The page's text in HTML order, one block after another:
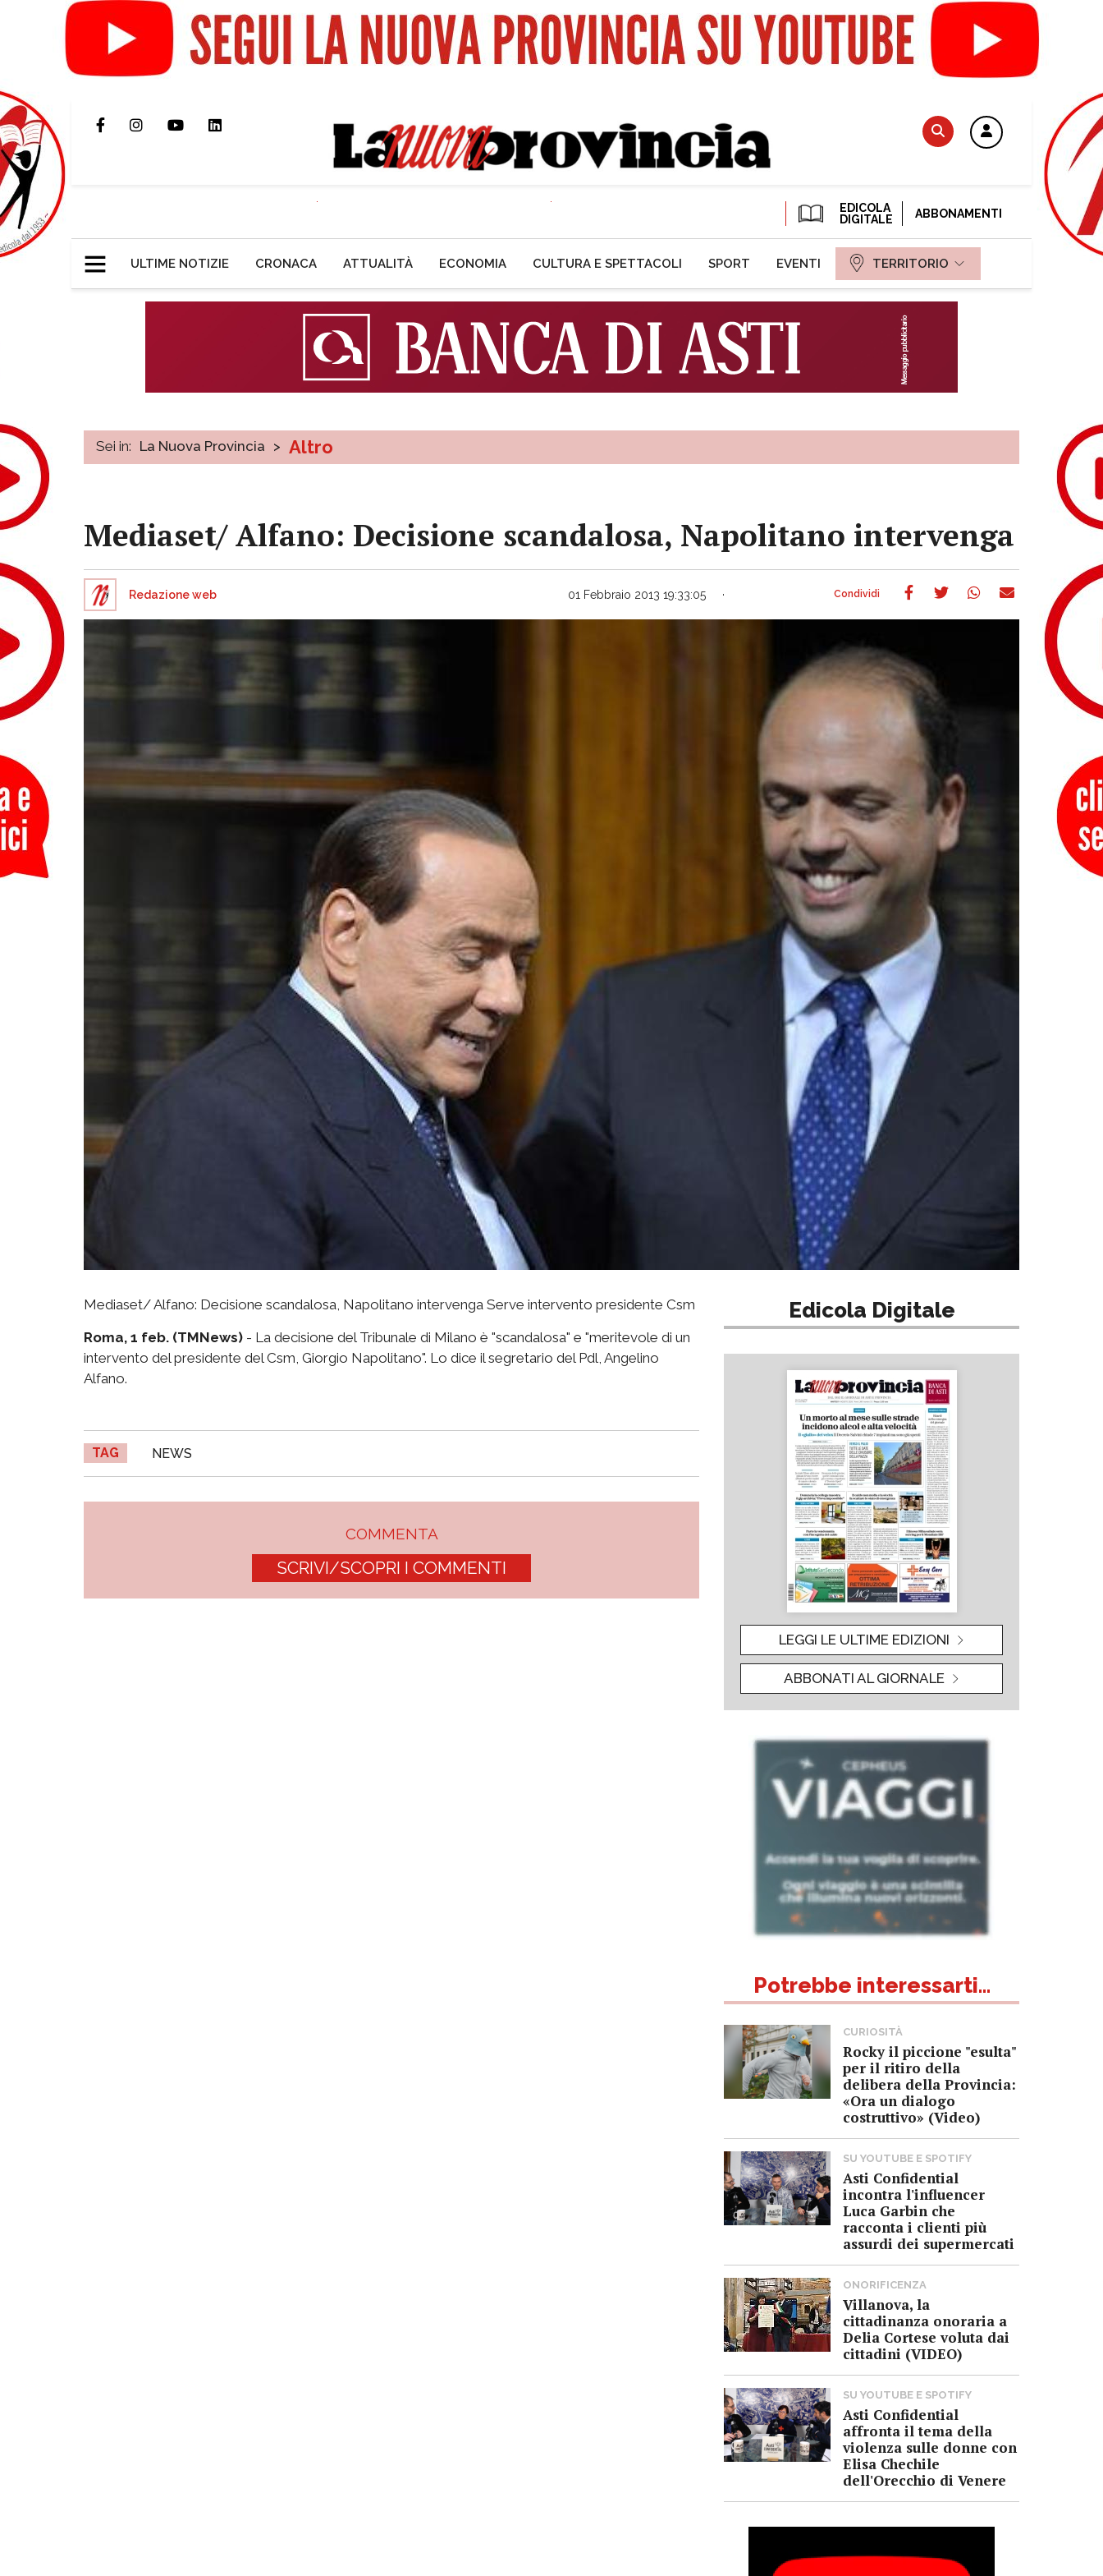
EDICOLA
DIGITALE
ABBONAMENTI
ULTIME NOTIZIE CRONACA ATTUALITÀ ECONOMIA CULTURA E SPETTACOLI SPORT EVENTI TERRITORIO
Sei in: La Nuova Provincia > Altro
Mediaset/ Alfano: Decisione scandalosa, Napolitano intervenga
Redazione web 01 Febbraio 2013 19:33:05
Mediaset/ Alfano: Decisione scandalosa, Napolitano intervenga Serve intervento presidente Csm
Roma, 1 feb. (TMNews) - La decisione del Tribunale di Milano è "scandalosa" e "meritevole di un
intervento del presidente del Csm, Giorgio Napolitano". Lo dice il segretario del Pdl, Angelino
Alfano.
TAG NEWS
COMMENTA
SCRIVI/SCOPRI I COMMENTI
Edicola Digitale
LEGGI LE ULTIME EDIZIONI
ABBONATI AL GIORNALE
Potrebbe interessarti...
CURIOSITÀ
Rocky il piccione "esulta"
per il ritiro della
delibera della Provincia:
«Ora un dialogo
costruttivo» (Video)
SU YOUTUBE E SPOTIFY
Asti Confidential
incontra l'influencer
Luca Garbin che
racconta i clienti più
assurdi dei supermercati
ONORIFICENZA
Villanova, la
cittadinanza onoraria a
Delia Cortese voluta dai
cittadini (VIDEO)
SU YOUTUBE E SPOTIFY
Asti Confidential
affronta il tema della
violenza sulle donne con
Elisa Chechile
dell'Orecchio di Venere